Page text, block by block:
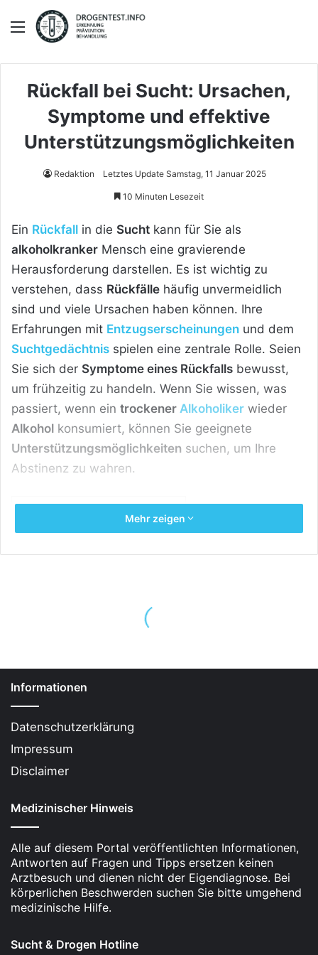
Menü
Rückfall bei Sucht: Ursachen,
Symptome und effektive
Unterstützungsmöglichkeiten
Redaktion Letztes Update Samstag, 11 Januar 2025
10 Minuten Lesezeit
Ein Rückfall in die Sucht kann für Sie als
alkoholkranker Mensch eine gravierende
Herausforderung darstellen. Es ist wichtig zu
verstehen, dass Rückfälle häufig unvermeidlich
sind und viele Ursachen haben können. Ihre
Erfahrungen mit Entzugserscheinungen und dem
Suchtgedächtnis spielen eine zentrale Rolle. Seien
Sie sich der Symptome eines Rückfalls bewusst,
um frühzeitig zu handeln. Wenn Sie wissen, was
passiert, wenn ein trockener Alkoholiker wieder
Alkohol konsumiert, können Sie geeignete
Unterstützungsmöglichkeiten suchen, um Ihre
Abstinenz zu wahren.
Inhaltsverzeichnis [Zeigen]
Alles Wichtige über Rückfall bei
Ein Rückfall bei
tritt häufig auf, selbst nach einer erfolgreichen
zu 33 Prozent der Betroffenen innerhalb des
ersten halben Jahres nach dem Entzug
rückfällig werden.
Suchtgedächtnis:
auch nach längerer Abstinenz bestehen.
Bereits
Symptomen führen.
Kritische Situationen:
Krisen oder sozialer Druck sind häufige
Auslöser, die dazu führen können, dass ein
trockener Alkoholiker wieder rückfällig wird.
Auch positive Emotionen können einen Rückfall
Form von Alkohol suchen.
Mehr zeigen
Informationen
Datenschutzerklärung
Impressum
Disclaimer
Medizinischer Hinweis
Alle auf diesem Portal veröffentlichten Informationen,
Antworten auf Fragen und Tipps ersetzen keinen
Arztbesuch und dienen nicht der Eigendiagnose. Bei
körperlichen Beschwerden suchen Sie bitte umgehend
medizinische Hilfe.
Sucht & Drogen Hotline